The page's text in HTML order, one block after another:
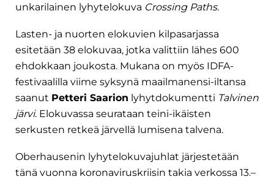
unkarilainen lyhytelokuva Crossing Paths.
Lasten- ja nuorten elokuvien kilpasarjassa
esitetään 38 elokuvaa, jotka valittiin lähes 600
ehdokkaan joukosta. Mukana on myös IDFA-
festivaalilla viime syksynä maailmanensi-iltansa
saanut Petteri Saarion lyhytdokumentti Talvinen
järvi. Elokuvassa seurataan teini-ikäisten
serkusten retkeä järvellä lumisena talvena.
Oberhausenin lyhytelokuvajuhlat järjestetään
tänä vuonna koronaviruskriisin takia verkossa 13.–